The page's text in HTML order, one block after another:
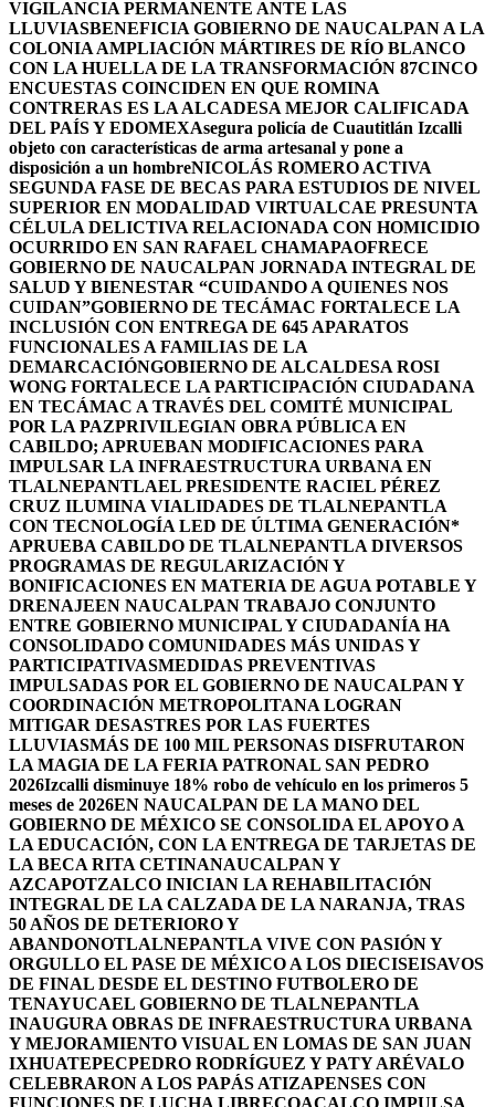
VIGILANCIA PERMANENTE ANTE LAS
LLUVIASBENEFICIA GOBIERNO DE NAUCALPAN A LA
COLONIA AMPLIACIÓN MÁRTIRES DE RÍO BLANCO
CON LA HUELLA DE LA TRANSFORMACIÓN 87CINCO
ENCUESTAS COINCIDEN EN QUE ROMINA
CONTRERAS ES LA ALCADESA MEJOR CALIFICADA
DEL PAÍS Y EDOMEXAsegura policía de Cuautitlán Izcalli
objeto con características de arma artesanal y pone a
disposición a un hombreNICOLÁS ROMERO ACTIVA
SEGUNDA FASE DE BECAS PARA ESTUDIOS DE NIVEL
SUPERIOR EN MODALIDAD VIRTUALCAE PRESUNTA
CÉLULA DELICTIVA RELACIONADA CON HOMICIDIO
OCURRIDO EN SAN RAFAEL CHAMAPAOFRECE
GOBIERNO DE NAUCALPAN JORNADA INTEGRAL DE
SALUD Y BIENESTAR “CUIDANDO A QUIENES NOS
CUIDAN”GOBIERNO DE TECÁMAC FORTALECE LA
INCLUSIÓN CON ENTREGA DE 645 APARATOS
FUNCIONALES A FAMILIAS DE LA
DEMARCACIÓNGOBIERNO DE ALCALDESA ROSI
WONG FORTALECE LA PARTICIPACIÓN CIUDADANA
EN TECÁMAC A TRAVÉS DEL COMITÉ MUNICIPAL
POR LA PAZPRIVILEGIAN OBRA PÚBLICA EN
CABILDO; APRUEBAN MODIFICACIONES PARA
IMPULSAR LA INFRAESTRUCTURA URBANA EN
TLALNEPANTLAEL PRESIDENTE RACIEL PÉREZ
CRUZ ILUMINA VIALIDADES DE TLALNEPANTLA
CON TECNOLOGÍA LED DE ÚLTIMA GENERACIÓN*
APRUEBA CABILDO DE TLALNEPANTLA DIVERSOS
PROGRAMAS DE REGULARIZACIÓN Y
BONIFICACIONES EN MATERIA DE AGUA POTABLE Y
DRENAJEEN NAUCALPAN TRABAJO CONJUNTO
ENTRE GOBIERNO MUNICIPAL Y CIUDADANÍA HA
CONSOLIDADO COMUNIDADES MÁS UNIDAS Y
PARTICIPATIVASMEDIDAS PREVENTIVAS
IMPULSADAS POR EL GOBIERNO DE NAUCALPAN Y
COORDINACIÓN METROPOLITANA LOGRAN
MITIGAR DESASTRES POR LAS FUERTES
LLUVIASMÁS DE 100 MIL PERSONAS DISFRUTARON
LA MAGIA DE LA FERIA PATRONAL SAN PEDRO
2026Izcalli disminuye 18% robo de vehículo en los primeros 5
meses de 2026EN NAUCALPAN DE LA MANO DEL
GOBIERNO DE MÉXICO SE CONSOLIDA EL APOYO A
LA EDUCACIÓN, CON LA ENTREGA DE TARJETAS DE
LA BECA RITA CETINANAUCALPAN Y
AZCAPOTZALCO INICIAN LA REHABILITACIÓN
INTEGRAL DE LA CALZADA DE LA NARANJA, TRAS
50 AÑOS DE DETERIORO Y
ABANDONOTLALNEPANTLA VIVE CON PASIÓN Y
ORGULLO EL PASE DE MÉXICO A LOS DIECISEISAVOS
DE FINAL DESDE EL DESTINO FUTBOLERO DE
TENAYUCAEL GOBIERNO DE TLALNEPANTLA
INAUGURA OBRAS DE INFRAESTRUCTURA URBANA
Y MEJORAMIENTO VISUAL EN LOMAS DE SAN JUAN
IXHUATEPECPEDRO RODRÍGUEZ Y PATY ARÉVALO
CELEBRARON A LOS PAPÁS ATIZAPENSES CON
FUNCIONES DE LUCHA LIBRECOACALCO IMPULSA